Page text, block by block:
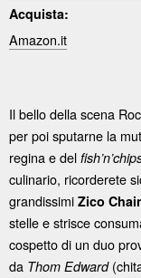
Acquista:
Amazon.it
Il bello della scena
per poi sputarne la
regina e del
culinario, ricorderete
grandissimi Zico
stelle e strisce
cospetto di un duo
da Thom Edward